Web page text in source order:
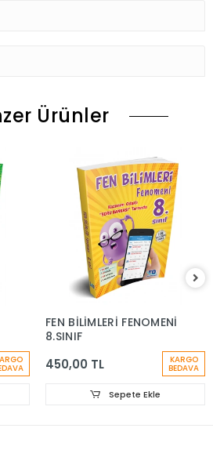
Ürünler
FEN BİLİMLERİ FENOMENİ
8.SINIF
450,00 TL KARGO
BEDAVA
Sepete Ekle